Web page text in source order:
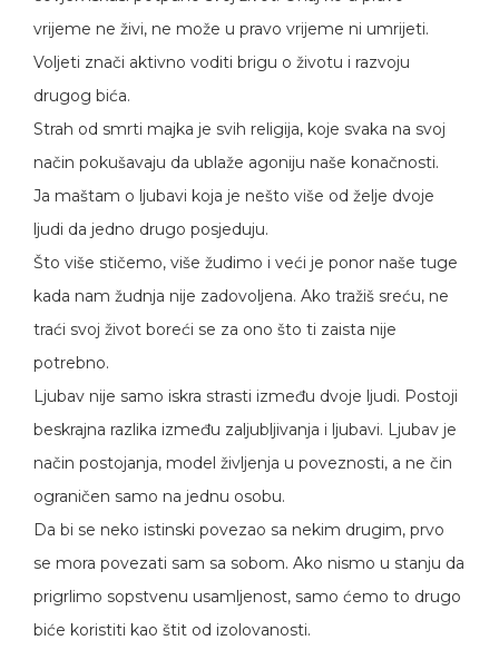
vrijeme ne živi, ne može u pravo vrijeme ni umrijeti.
Voljeti znači aktivno voditi brigu o životu i razvoju
drugog bića.
Strah od smrti majka je svih religija, koje svaka na svoj
način pokušavaju da ublaže agoniju naše konačnosti.
Ja maštam o ljubavi koja je nešto više od želje dvoje
ljudi da jedno drugo posjeduju.
Što više stičemo, više žudimo i veći je ponor naše tuge
kada nam žudnja nije zadovoljena. Ako tražiš sreću, ne
traći svoj život boreći se za ono što ti zaista nije
potrebno.
Ljubav nije samo iskra strasti između dvoje ljudi. Postoji
beskrajna razlika između zaljubljivanja i ljubavi. Ljubav je
način postojanja, model življenja u poveznosti, a ne čin
ograničen samo na jednu osobu.
Da bi se neko istinski povezao sa nekim drugim, prvo
se mora povezati sam sa sobom. Ako nismo u stanju da
prigrlimo sopstvenu usamljenost, samo ćemo to drugo
biće koristiti kao štit od izolovanosti.